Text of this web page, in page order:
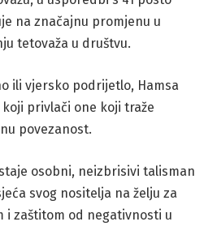
na značajnu promjenu u
tetovaža u društvu.
ili vjersko podrijetlo, Hamsa
privlači one koji traže
povezanost.
osobni, neizbrisivi talisman
svog nositelja na želju za
i zaštitom od negativnosti u